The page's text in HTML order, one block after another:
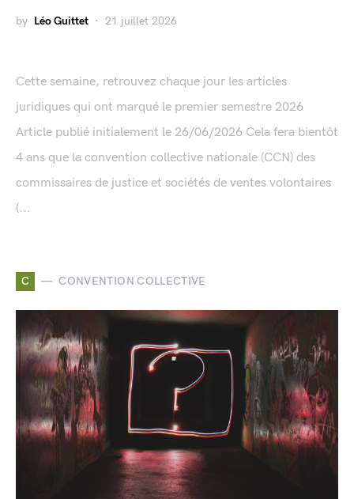
by Léo Guittet 21 juillet 2026
Cette semaine, retrouvez chaque jour les articles
juridiques qui ont marqué le premier semestre 2026
Article publié initialement le 26/06/2026 Cela fera bientôt
4 ans que la convention collective nationale (CCN) des
commissaires de justice et sociétés de ventes volontaires
(...
C CONVENTION COLLECTIVE